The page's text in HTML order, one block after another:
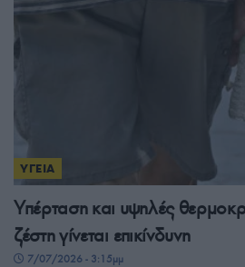
ΥΓΕΙΑ
Υπέρταση και υψηλές
ζέστη γίνεται επικίνδυνη
7/07/2026 - 3:15μμ